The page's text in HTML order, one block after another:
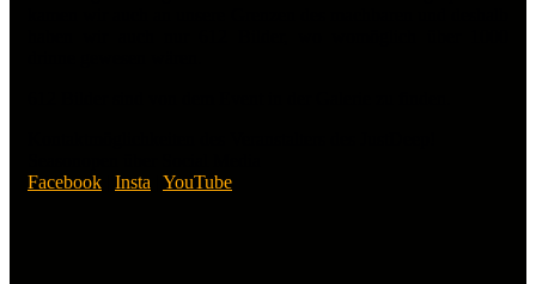
Facebook
Insta YouTube